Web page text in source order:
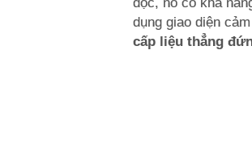
dụng giao diện
cấp liệu thẳng